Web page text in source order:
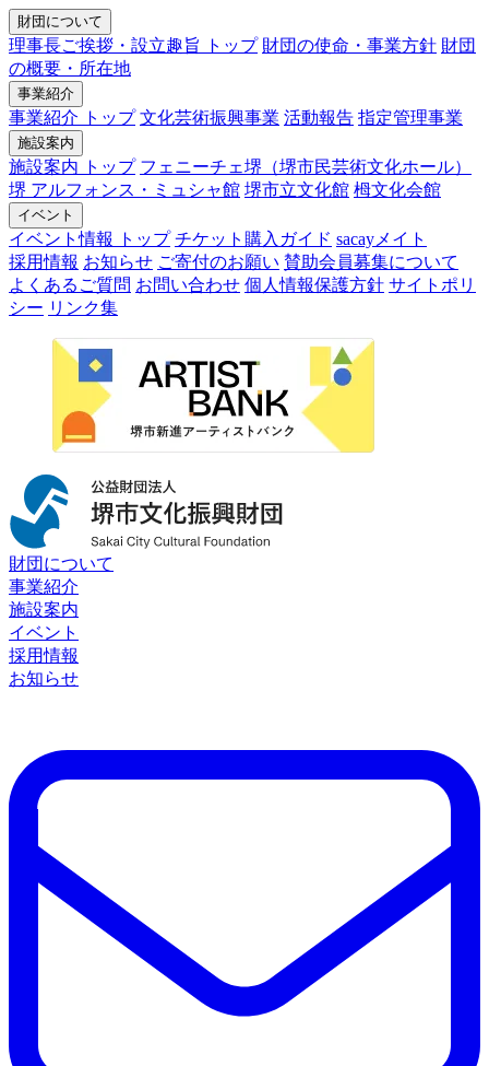
財団について
理事長ご挨拶・設立趣旨 トップ 財団の使命・事業方針 財団
の概要・所在地
事業紹介
事業紹介 トップ 文化芸術振興事業 活動報告 指定管理事業
施設案内
施設案内 トップ フェニーチェ堺（堺市民芸術文化ホール）
堺 アルフォンス・ミュシャ館 堺市立文化館 栂文化会館
イベント
イベント情報 トップ チケット購入ガイド sacayメイト
採用情報 お知らせ ご寄付のお願い 賛助会員募集について
よくあるご質問 お問い合わせ 個人情報保護方針 サイトポリ
シー リンク集
財団について
事業紹介
施設案内
イベント
採用情報
お知らせ